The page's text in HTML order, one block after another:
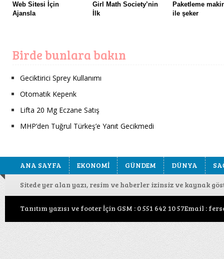
Web Sitesi İçin
Ajansla
Girl Math Society’nin
İlk
Paketleme
ile şeker
Birde bunlara bakın
Geciktirici Sprey Kullanımı
Otomatik Kepenk
Lifta 20 Mg Eczane Satış
MHP’den Tuğrul Türkeş’e Yanıt Gecikmedi
ANA SAYFA EKONOMİ GÜNDEM DÜNYA
Sitede yer alan yazı, resim ve haberler izinsiz ve kaynak
Tanıtım yazısı ve footer İçin GSM : 0 551 642 10 57Email :